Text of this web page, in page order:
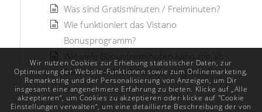
Was sind Gratisminuten / Freiminuten?
Wie funktioniert das Vistano
Bonusprogramm?
Berater ein Ratsuchender vergeben?
Wir nutzen Cookies zur Erhebung statistischer Daten, zur
Optimierung der Website-Funktionen sowie zum Onlinemarketing,
Remarketing und der Personalisierung von Anzeigen, um Dir
insgesamt eine angenehmere Erfahrung zu bieten. Klicke auf „Alle
akzeptieren“, um Cookies zu akzeptieren oder klicke auf "Cookie
Einstellungen verwalten“, um eine detaillierte Beschreibung der von